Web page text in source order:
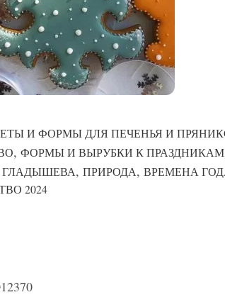
И ФОРМЫ ДЛЯ ПЕЧЕНЬЯ И
, ФОРМЫ И ВЫРУБКИ К ПРАЗДНИКАМ
ГЛАДЫШЕВА, ПРИРОДА, ВРЕМЕНА
2024